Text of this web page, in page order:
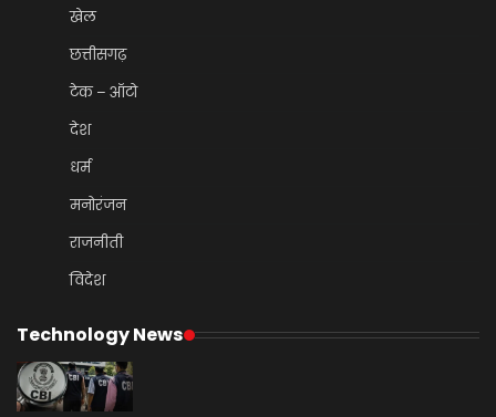
खेल
छत्तीसगढ़
टेक – ऑटो
देश
धर्म
मनोरंजन
राजनीती
विदेश
Technology News